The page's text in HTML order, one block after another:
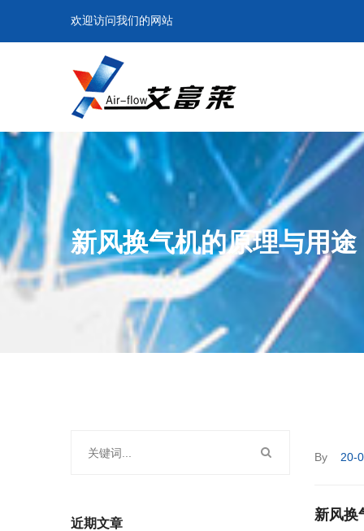
欢迎访问我们的网站
新风换气机的原理与用途
By 20-
新风换
近期文章